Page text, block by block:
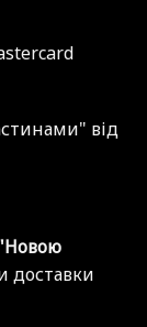
від
доставки